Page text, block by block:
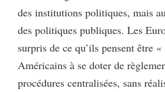
des institutions politiques, mais
des politiques publiques. Les
surpris de ce qu’ils pensent être
Américains à se doter de
procédures centralisées, sans